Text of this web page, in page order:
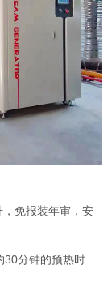
，免报装年审，安
30分钟的预热时